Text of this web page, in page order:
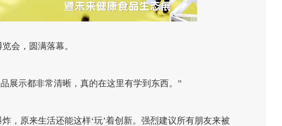
会，圆满落幕。
展示都非常清晰，真的在这里有学到东西。”
，原来生活还能这样‘玩’着创新。强烈建议所有朋友来被